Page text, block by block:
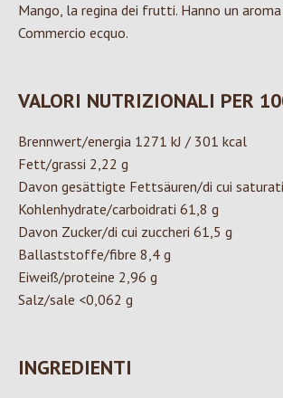
Mango, la regina dei frutti. Hanno un
Commercio ecquo.
VALORI NUTRIZIONALI PER
Brennwert/energia 1271 kJ / 301 kcal
Fett/grassi 2,22 g
Davon gesättigte Fettsäuren/di cui
Kohlenhydrate/carboidrati 61,8 g
Davon Zucker/di cui zuccheri 61,5 g
Ballaststoffe/fibre 8,4 g
Eiweiß/proteine 2,96 g
Salz/sale <0,062 g
INGREDIENTI